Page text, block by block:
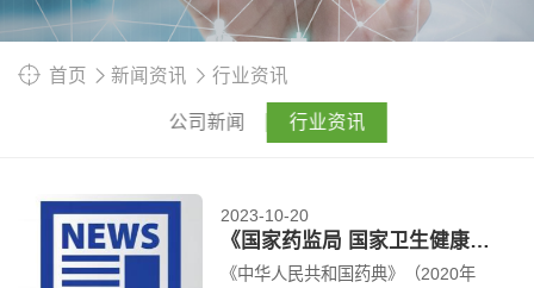
首页 新闻资讯 行业资讯
公司新闻 行业资讯
2023-10-20
《国家药监局 国家卫生健康委关于发布实施《中华人民共和国药典》（2020年版）第一增补本的公告（2023年第126号）》
《中华人民共和国药典》（2020年